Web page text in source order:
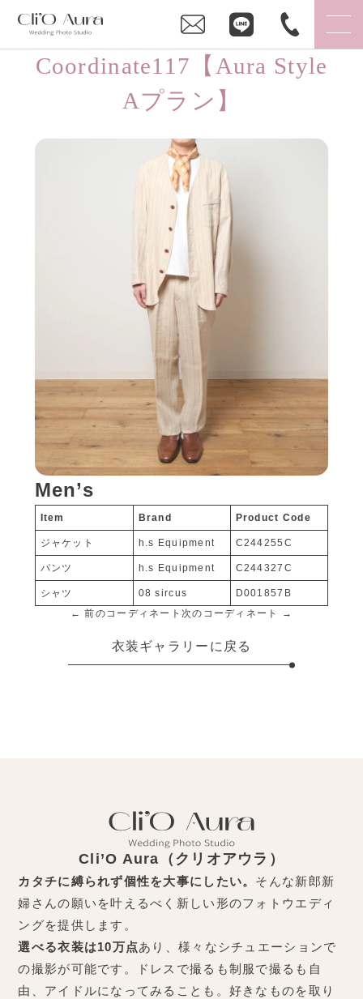
Coordinate117【Aura Style
Aプラン】
Men’s
Item Brand Product Code
ジャケット h.s Equipment C244255C
パンツ h.s Equipment C244327C
シャツ 08 sircus
D001857B
← 前のコーディネート 次のコーディネート →
衣装ギャラリーに戻る
Cli’O Aura（クリオアウラ）
カタチに縛られず個性を大事にしたい。 そんな新郎新
婦さんの願いを叶えるべく新しい形のフォトウエディ
ングを提供します。
選べる衣装は10万点あり、様々なシチュエーションで
の撮影が可能です。ドレスで撮るも制服で撮るも自
由、アイドルになってみることも。好きなものを取り